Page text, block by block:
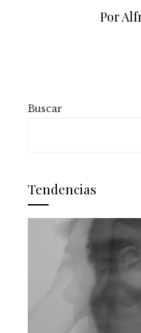
Por
Buscar
Tendencias